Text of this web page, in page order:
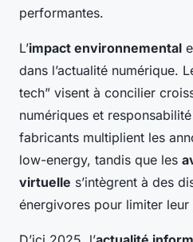
performantes.
L’impact environnemental
dans l’actualité numérique.
tech” visent à concilier
numériques et
fabricants multiplient les
low-energy, tandis que les
virtuelle s’intègrent à des
énergivores pour limiter leur